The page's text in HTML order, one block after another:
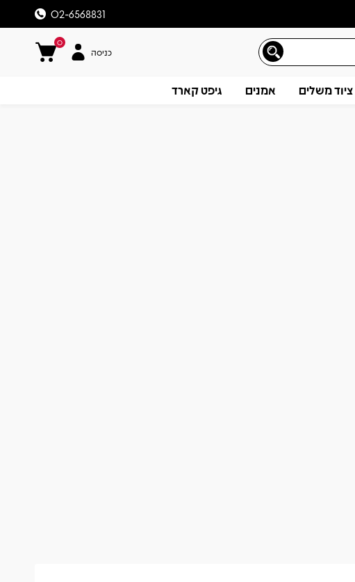
02-6568831
0
כניסה
ציוד משלים אמנים גיפט קארד